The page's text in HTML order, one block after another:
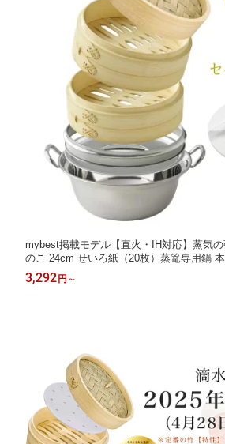
mybest掲載モデル【直火・IH対応】蒸気
のこ 24cm せいろ紙（20枚）蒸篭専用鍋
製作所 【特許出願中】 時短 せいろ 2段 深
フト 贈り物 蒸し器 レビュー特典 30%OFF
3,292 円 ～